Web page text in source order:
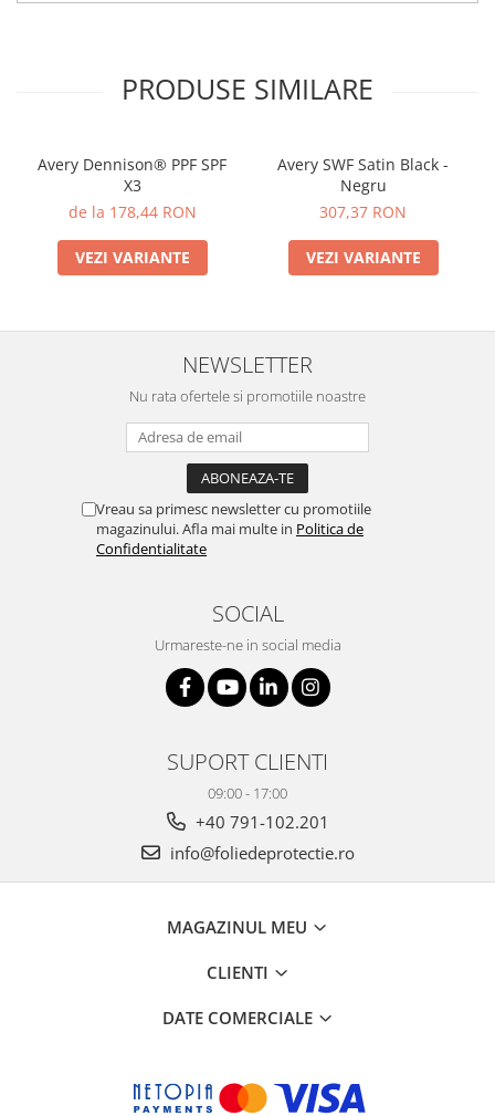
PRODUSE SIMILARE
Avery Dennison® PPF SPF
X3
de la 178,44 RON
VEZI VARIANTE
Avery SWF Satin Black -
Negru
307,37 RON
VEZI VARIANTE
NEWSLETTER
Nu rata ofertele si promotiile noastre
Vreau sa primesc newsletter cu promotiile
magazinului. Afla mai multe in Politica de
Confidentialitate
SOCIAL
Urmareste-ne in social media
SUPORT CLIENTI
09:00 - 17:00
+40 791-102.201
info@foliedeprotectie.ro
MAGAZINUL MEU
CLIENTI
DATE COMERCIALE